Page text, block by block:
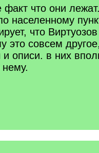
что они
населенному
что
это совсем
описи. в них